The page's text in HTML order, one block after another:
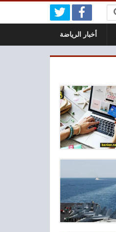
أخبار الرياضة